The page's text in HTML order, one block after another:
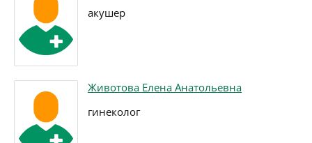
акушер
Животова Елена Анатольевна
гинеколог